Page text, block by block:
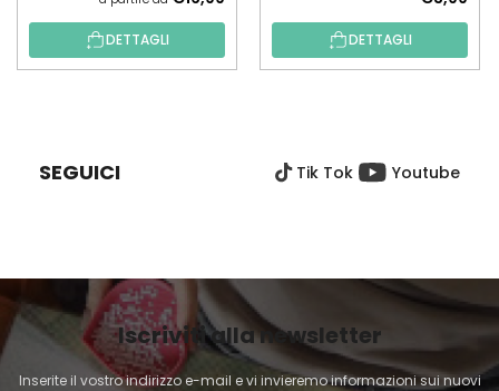
DETTAGLI DETTAGLI
G
N
A
SEGUICI Tik Tok Youtube
Iscriviti alla newsletter
Inserite il vostro indirizzo e-mail e vi invieremo informazioni sui nuovi